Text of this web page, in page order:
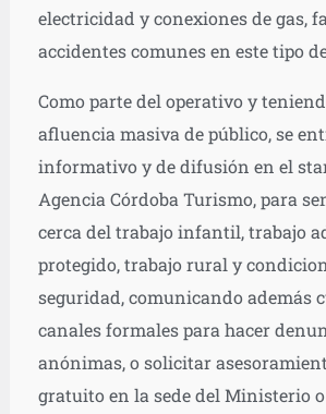
electricidad y conexiones de gas,
accidentes comunes en este tipo
Como parte del operativo y
afluencia masiva de público, se
informativo y de difusión en el
Agencia Córdoba Turismo, para
cerca del trabajo infantil, trabajo
protegido, trabajo rural y
seguridad, comunicando además
canales formales para hacer
anónimas, o solicitar
gratuito en la sede del Ministerio